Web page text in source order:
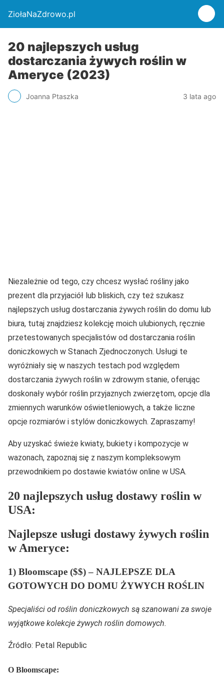
ZiołaNaZdrowo.pl
20 najlepszych usług
dostarczania żywych roślin w
Ameryce (2023)
Joanna Ptaszka 3 lata ago
Niezależnie od tego, czy chcesz wysłać rośliny jako
prezent dla przyjaciół lub bliskich, czy też szukasz
najlepszych usług dostarczania żywych roślin do domu lub
biura, tutaj znajdziesz kolekcję moich ulubionych, ręcznie
przetestowanych specjalistów od dostarczania roślin
doniczkowych w Stanach Zjednoczonych. Usługi te
wyróżniały się w naszych testach pod względem
dostarczania żywych roślin w zdrowym stanie, oferując
doskonały wybór roślin przyjaznych zwierzętom, opcje dla
zmiennych warunków oświetleniowych, a także liczne
opcje rozmiarów i stylów doniczkowych. Zapraszamy!
Aby uzyskać świeże kwiaty, bukiety i kompozycje w
wazonach, zapoznaj się z naszym kompleksowym
przewodnikiem po dostawie kwiatów online w USA.
20 najlepszych usług dostawy roślin w
USA:
Najlepsze usługi dostawy żywych roślin
w Ameryce:
1) Bloomscape ($$) – NAJLEPSZE DLA
GOTOWYCH DO DOMU ŻYWYCH ROŚLIN
Specjaliści od roślin doniczkowych są szanowani za swoje
wyjątkowe kolekcje żywych roślin domowych.
Źródło: Petal Republic
O Bloomscape: